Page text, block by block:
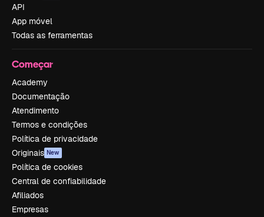
API
App móvel
Todas as ferramentas
Começar
Academy
Documentação
Atendimento
Termos e condições
Política de privacidade
Originais New
Política de cookies
Central de confiabilidade
Afiliados
Empresas